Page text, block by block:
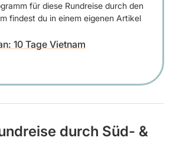
für diese Rundreise durch den
findest du in einem eigenen Artikel
10 Tage Vietnam
durch Süd- &